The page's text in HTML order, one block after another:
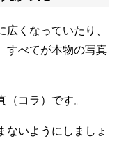
くなっていたり、
すべてが本物の写真
コラ）です。
ないようにしましょ